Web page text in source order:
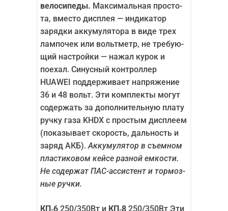
вело­си­пе­ды. Мак­си­маль­ная про­сто­
та, вме­сто дис­плея — инди­ка­тор
заряд­ки акку­му­ля­то­ра в виде трех
лам­по­чек или вольт­метр, не тре­бу­ю­
щий настрой­ки — нажал курок и
поехал. Синус­ный кон­трол­лер
HUAWEI под­дер­жи­ва­ет напря­же­ние
36 и 48 вольт. Эти ком­плек­ты могут
содер­жать за допол­ни­тель­ную пла­ту
руч­ку газа KHDX с про­стым дис­пле­ем
(пока­зы­ва­ет ско­рость, даль­ность и
заряд АКБ). Акку­му­ля­тор в съем­ном
пла­сти­ко­вом кей­се раз­ной емко­сти.
Не содер­жат ПАС-асси­стент и тор­моз­
ные ручки.
КП‑6 250/​350Вт и КП‑8 250/​350Вт Эти